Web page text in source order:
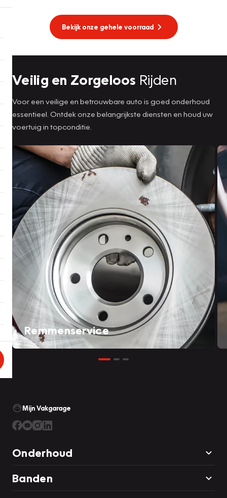
Bekijk onze gehele voorraad
Veilig en Zorgeloos Rijden
Voor een veilige en betrouwbare auto is goed onderhoud
essentieel. Ontdek onze belangrijkste diensten en houd uw
voertuig in topconditie.
Remmenservice
Mijn Vakgarage
Onderhoud
Banden